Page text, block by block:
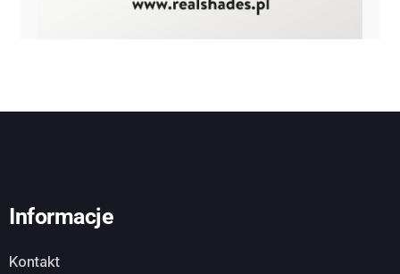
Informacje
Kontakt